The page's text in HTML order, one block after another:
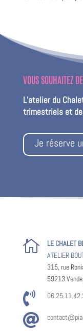
VOUS SOUHAITEZ
L’atelier du
trimestriels et
Je réserve

LE CHALET
ATELIER
315, rue
59213

